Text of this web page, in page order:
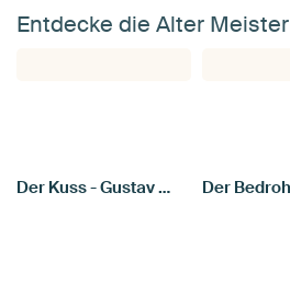
Entdecke die Alter Meister
Der Kuss - Gustav Klimt